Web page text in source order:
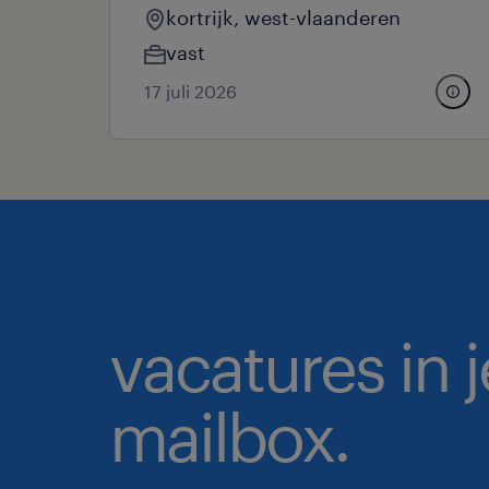
kortrijk, west-vlaanderen
vast
17 juli 2026
vacatures in
mailbox.